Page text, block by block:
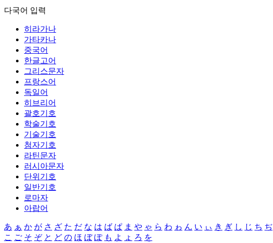
다국어 입력
히라가나
가타카나
중국어
한글고어
그리스문자
프랑스어
독일어
히브리어
괄호기호
학술기호
기술기호
첨자기호
라틴문자
러시아문자
단위기호
일반기호
로마자
아랍어
あ ぁ か が さ ざ た だ な は ば ぱ ま や ゃ ら わ ゎ ん い ぃ き ぎ し じ ち ぢ
こ ご そ ぞ と ど の ほ ぼ ぽ も よ ょ ろ を